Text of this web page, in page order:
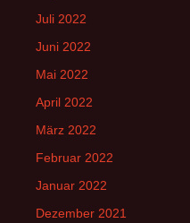
Juli 2022
Juni 2022
Mai 2022
April 2022
März 2022
Februar 2022
Januar 2022
Dezember 2021